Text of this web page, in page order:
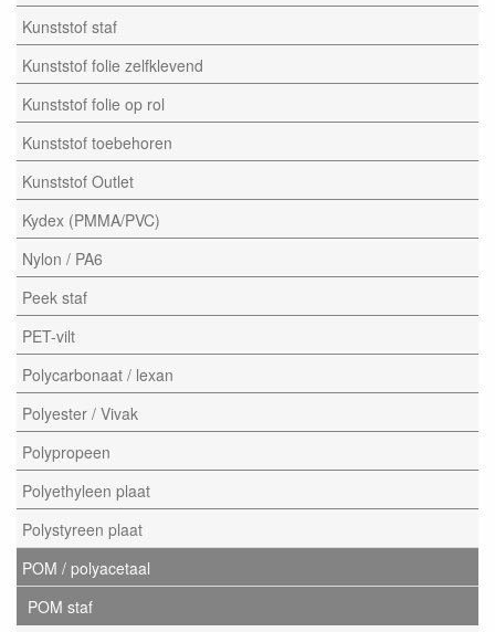
Kunststof staf
Kunststof folie zelfklevend
Kunststof folie op rol
Kunststof toebehoren
Kunststof Outlet
Kydex (PMMA/PVC)
Nylon / PA6
Peek staf
PET-vilt
Polycarbonaat / lexan
Polyester / Vivak
Polypropeen
Polyethyleen plaat
Polystyreen plaat
POM / polyacetaal
POM staf